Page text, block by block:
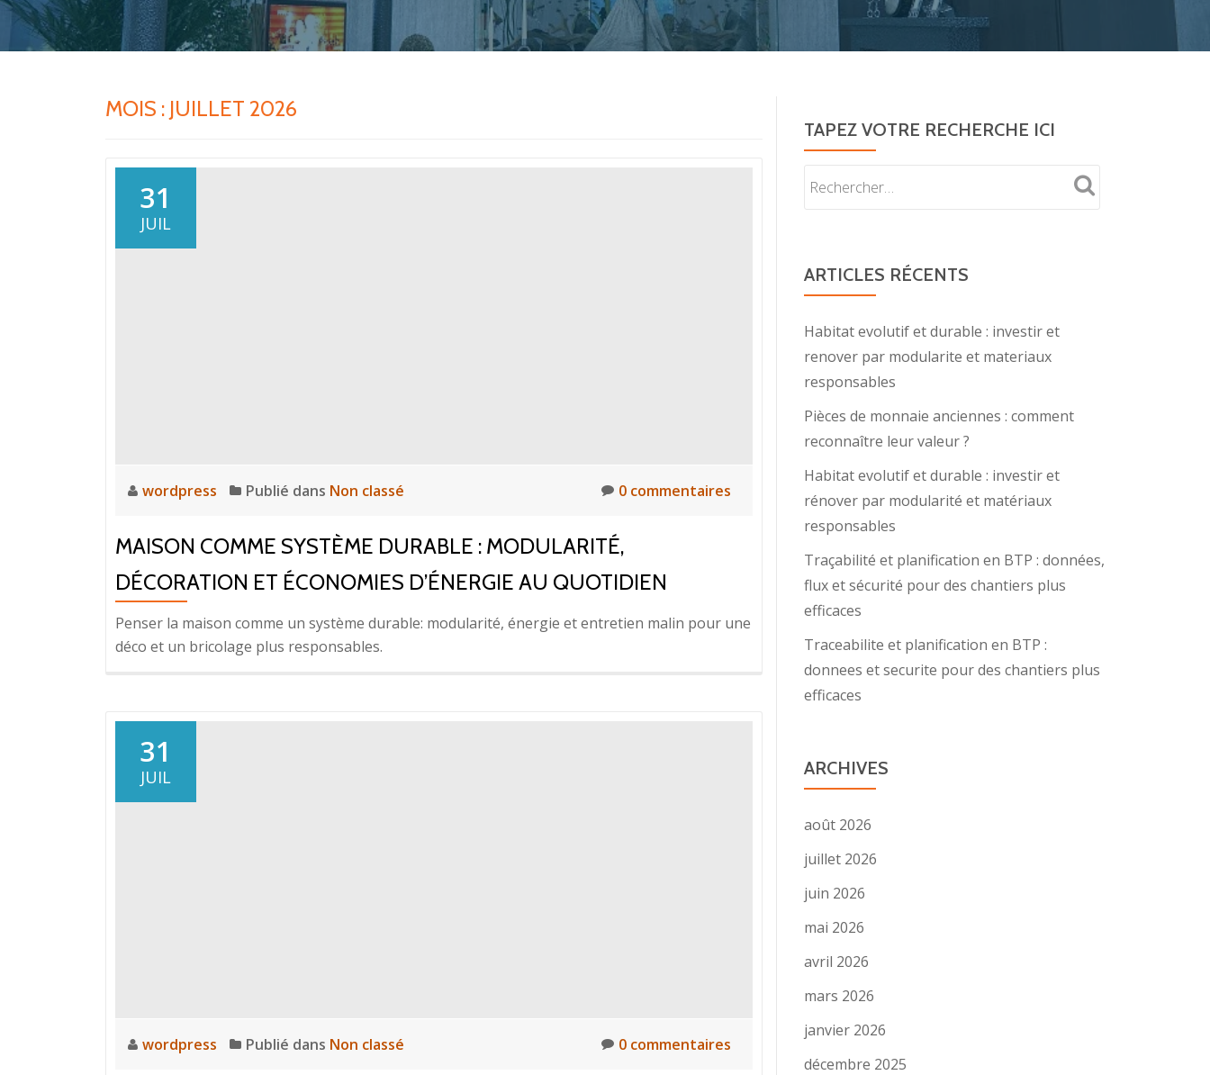
MOIS : JUILLET 2026
31
JUIL
wordpress Publié dans Non classé 0 commentaires
MAISON COMME SYSTÈME DURABLE : MODULARITÉ,
DÉCORATION ET ÉCONOMIES D’ÉNERGIE AU QUOTIDIEN
Penser la maison comme un système durable: modularité, énergie et entretien malin pour une
déco et un bricolage plus responsables.
31
JUIL
wordpress Publié dans Non classé 0 commentaires
TAPEZ VOTRE RECHERCHE ICI
ARTICLES RÉCENTS
Habitat evolutif et durable : investir et
renover par modularite et materiaux
responsables
Pièces de monnaie anciennes : comment
reconnaître leur valeur ?
Habitat evolutif et durable : investir et
rénover par modularité et matériaux
responsables
Traçabilité et planification en BTP : données,
flux et sécurité pour des chantiers plus
efficaces
Traceabilite et planification en BTP :
donnees et securite pour des chantiers plus
efficaces
ARCHIVES
août 2026
juillet 2026
juin 2026
mai 2026
avril 2026
mars 2026
janvier 2026
décembre 2025